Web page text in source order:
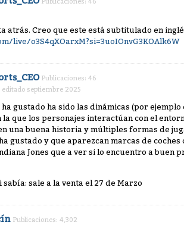
Publicaciones: 46
atrás. Creo que este está subtitulado en
live/o3S4qXOarxM?si=3uoIOnvG3KOAlk6W
Publicaciones: 46
editado septiembre 2025
ha gustado ha sido las dinámicas (por
que los personajes interactúan con el
una buena historia y múltiples formas de
gustado y que aparezcan marcas de coches
Jones que a ver si lo encuentro a buen
sale a la venta el 27 de Marzo
Publicaciones: 4,302